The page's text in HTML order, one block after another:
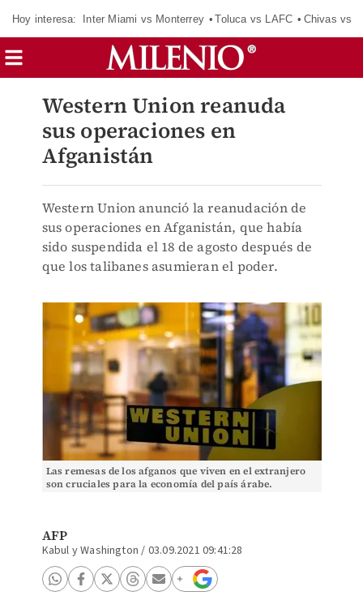
Hoy interesa: Inter Miami vs Monterrey Toluca vs LAFC Chivas vs
Western Union reanuda
sus operaciones en
Afganistán
Western Union anunció la reanudación de
sus operaciones en Afganistán, que había
sido suspendida el 18 de agosto después de
que los talibanes asumieran el poder.
Las remesas de los afganos que viven en el extranjero
son cruciales para la economía del país árabe.
AFP
Kabul y Washington / 03.09.2021 09:41:28